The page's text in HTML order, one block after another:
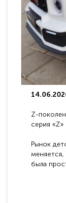
Z-
серия
Рынок
была